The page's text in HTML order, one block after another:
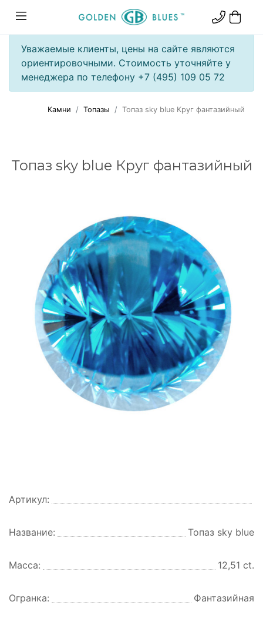
Уважаемые клиенты, цены на сайте являются
ориентировочными. Стоимость уточняйте у
менеджера по телефону +7 (495) 109 05 72
Камни Топазы Топаз sky blue Круг фантазийный
Топаз sky blue Круг фантазийный
Артикул:
Название: Топаз sky blue
Масса: 12,51 ct.
Огранка: Фантазийная